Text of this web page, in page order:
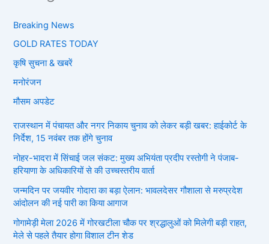
Breaking News
GOLD RATES TODAY
कृषि सुचना & खबरें
मनोरंजन
मौसम अपडेट
राजस्थान में पंचायत और नगर निकाय चुनाव को लेकर बड़ी खबर: हाईकोर्ट के
निर्देश, 15 नवंबर तक होंगे चुनाव
नोहर-भादरा में सिंचाई जल संकट: मुख्य अभियंता प्रदीप रस्तोगी ने पंजाब-
हरियाणा के अधिकारियों से की उच्चस्तरीय वार्ता
जन्मदिन पर जयवीर गोदारा का बड़ा ऐलान: भावलदेसर गौशाला से मरुप्रदेश
आंदोलन की नई पारी का किया आगाज
गोगामेड़ी मेला 2026 में गोरखटीला चौक पर श्रद्धालुओं को मिलेगी बड़ी राहत,
मेले से पहले तैयार होगा विशाल टीन शेड